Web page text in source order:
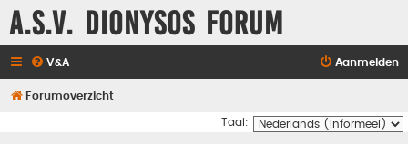
A.S.V. Dionysos Forum
V&A Aanmelden
Forumoverzicht
Taal: